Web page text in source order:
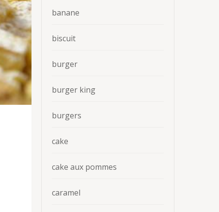
banane
biscuit
burger
burger king
burgers
cake
cake aux pommes
caramel